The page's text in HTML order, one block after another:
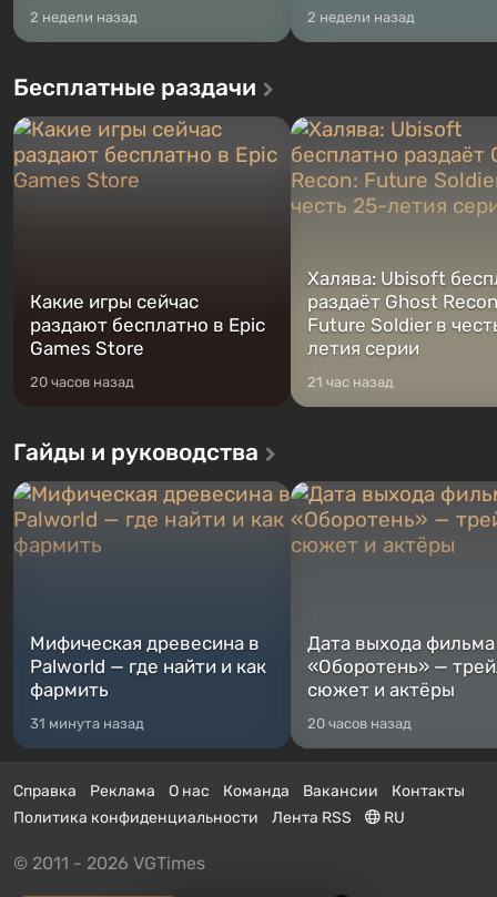
2 недели назад 2 недели назад
Бесплатные раздачи
Какие игры сейчас
раздают бесплатно в Epic
Games Store
20 часов назад
Халява: Ubisoft
раздаёт Ghost
Future Soldier в
летия серии
21 час назад
Гайды и руководства
Мифическая древесина в
Palworld — где найти и как
фармить
31 минута назад
Дата выхода фильма
«Оборотень» —
сюжет и актёры
20 часов назад
Справка Реклама О нас Команда Вакансии
Контакты
Политика конфиденциальности
Лента RSS RU
© 2011 - 2026 VGTimes